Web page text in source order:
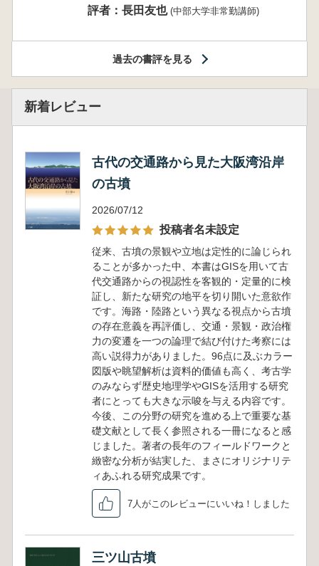
評者：長田友也 (中部大学非常勤講師)
過去の書評を見る
新着レビュー
古代の交通路から見た大阪湾沿岸
の古墳
2026/07/12
投稿者名未設定
従来、古墳の景観や立地は定性的に論じられ
ることが多かった中、本書はGISを用いて古
代交通路からの視認性を客観的・定量的に検
証し、新たな研究の地平を切り開いた意欲作
です。海路・陸路という異なる視点から古墳
の存在意義を再評価し、交通・景観・政治権
力の変遷を一つの論理で結び付けた考察には
高い説得力がありました。96点に及ぶカラー
図版や眺望解析は資料的価値も高く、考古学
のみならず歴史地理学やGISを活用する研究
者にとっても大きな示唆を与える内容です。
今後、この分野の研究を進める上で重要な基
礎文献として長く参照される一冊になると感
じました。著者の長年のフィールドワークと
緻密な分析が結実した、まさにオリジナリテ
ィあふれる研究成果です。
7人がこのレビューにいいね！しました
三ツ山古墳